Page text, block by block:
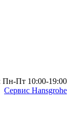
Пн-Пт 10:00-19:00
Сервис Hansgrohe